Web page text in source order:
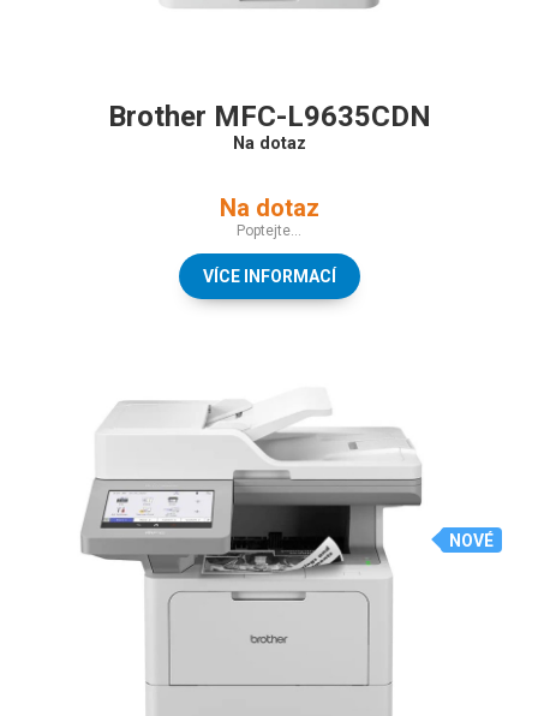
Brother MFC-L9635CDN
Na dotaz
Na dotaz
Poptejte...
VÍCE INFORMACÍ
NOVÉ